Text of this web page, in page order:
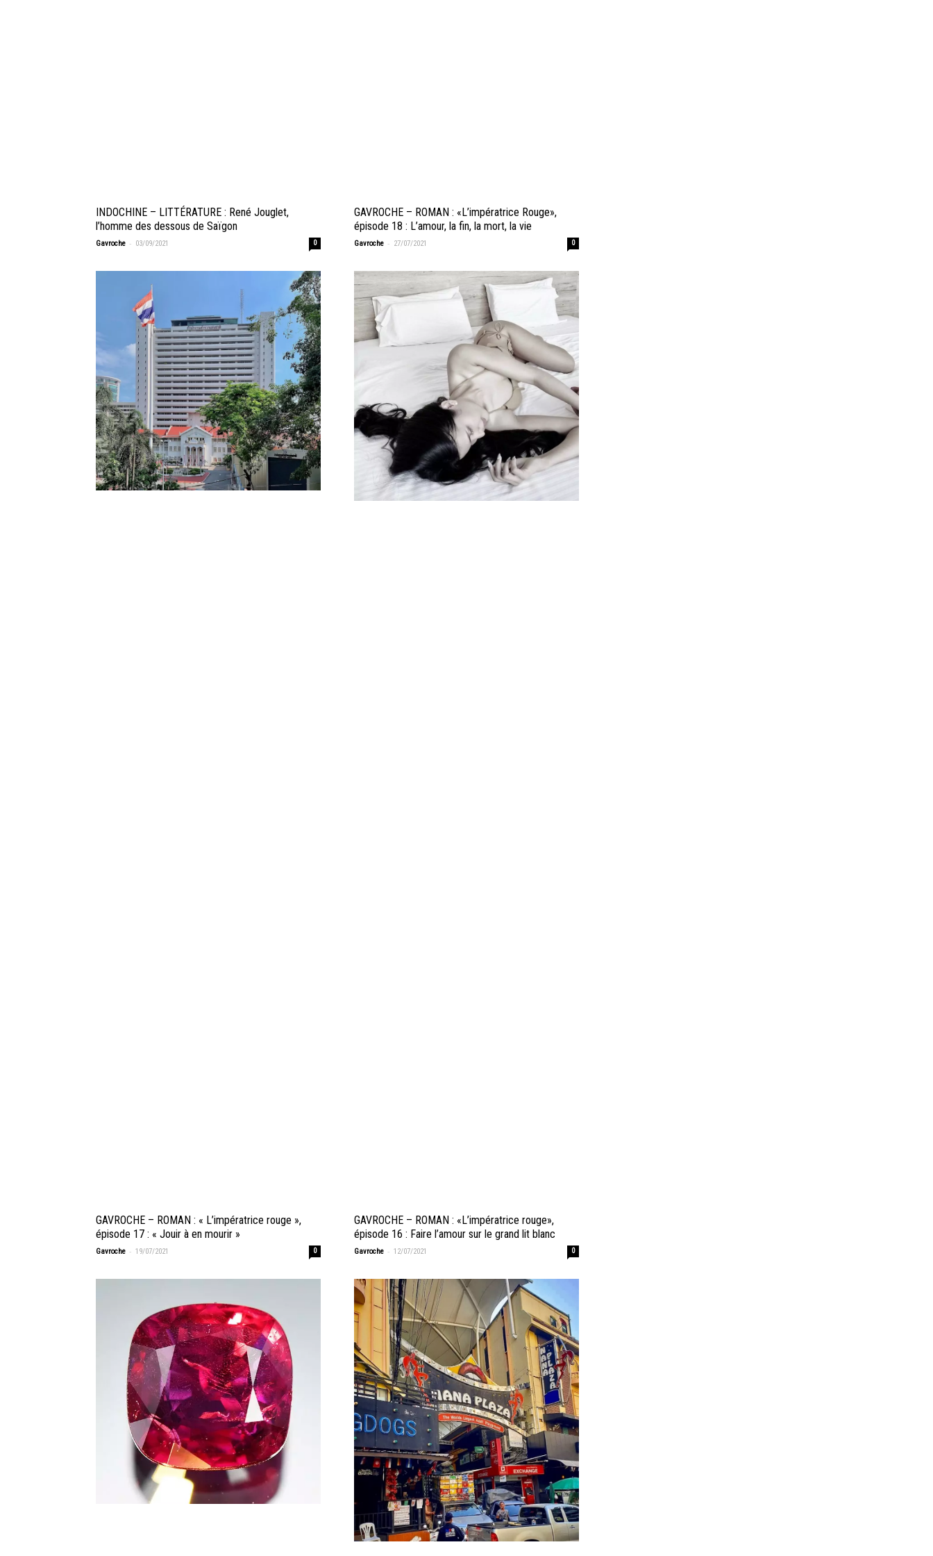
INDOCHINE – LITTÉRATURE : René Jouglet,
l’homme des dessous de Saïgon
Gavroche - 03/09/2021 0
GAVROCHE – ROMAN : «L’impératrice Rouge»,
épisode 18 : L’amour, la fin, la mort, la vie
Gavroche - 27/07/2021 0
GAVROCHE – ROMAN : « L’impératrice rouge »,
épisode 17 : « Jouir à en mourir »
Gavroche - 19/07/2021 0
GAVROCHE – ROMAN : «L’impératrice rouge»,
épisode 16 : Faire l’amour sur le grand lit blanc
Gavroche - 12/07/2021 0